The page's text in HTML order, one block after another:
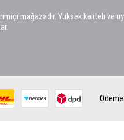
mağazadır. Yüksek kaliteli ve